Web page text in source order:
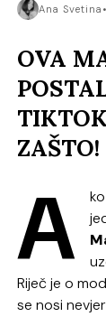
Ana Svetina
OVA
ZAŠTO!
A
Riječ je o
se nosi